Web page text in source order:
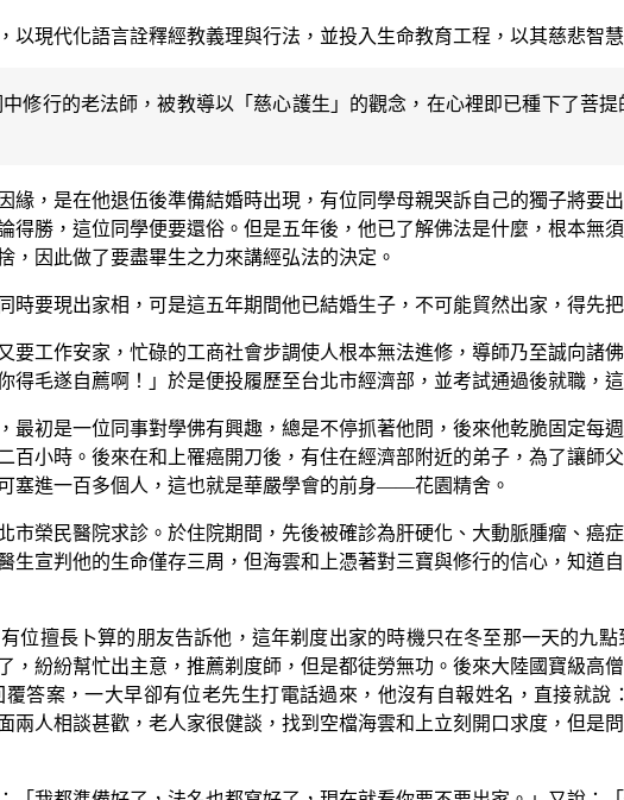
以現代化語言詮釋經教義理與行法，並投入生命教育工程，以其慈悲智
修行的老法師，被教導以「慈心護生」的觀念，在心裡即已種下了菩
緣，是在他退伍後準備結婚時出現，有位同學母親哭訴自己的獨子將要
得勝，這位同學便要還俗。但是五年後，他已了解佛法是什麼，根本無
，因此做了要盡畢生之力來講經弘法的決定。
時要現出家相，可是這五年期間他已結婚生子，不可能貿然出家，得先
要工作安家，忙碌的工商社會步調使人根本無法進修，導師乃至誠向諸
得毛遂自薦啊！」於是便投履歷至台北市經濟部，並考試通過後就職，
最初是一位同事對學佛有興趣，總是不停抓著他問，後來他乾脆固定每
百小時。後來在和上罹癌開刀後，有住在經濟部附近的弟子，為了讓師
塞進一百多個人，這也就是華嚴學會的前身——花園精舍。
市榮民醫院求診。於住院期間，先後被確診為肝硬化、大動脈腫瘤、癌
生宣判他的生命僅存三周，但海雲和上憑著對三寶與修行的信心，知道
位擅長卜算的朋友告訴他，這年剃度出家的時機只在冬至那一天的九
，紛紛幫忙出主意，推薦剃度師，但是都徒勞無功。後來大陸國寶級高
答案，一大早卻有位老先生打電話過來，他沒有自報姓名，直接就
兩人相談甚歡，老人家很健談，找到空檔海雲和上立刻開口求度，但是